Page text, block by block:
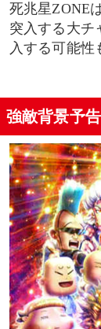
死兆星ZONE
突入する大チ
入する可能性
強敵背景予告